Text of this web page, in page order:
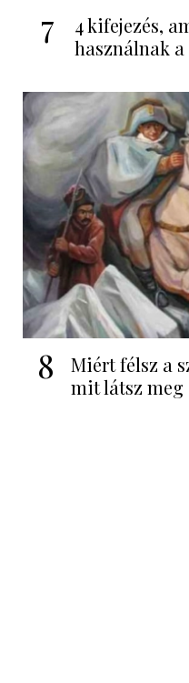
7
4 kifejezés,
használnak
8
Miért félsz a
mit látsz meg